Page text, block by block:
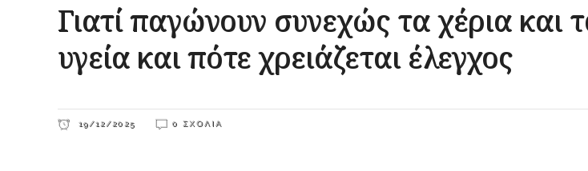
Γιατί παγώνουν συνεχώς τα χέρια και
υγεία και πότε χρειάζεται έλεγχος
19/12/2025 0 ΣΧΌΛΙΑ